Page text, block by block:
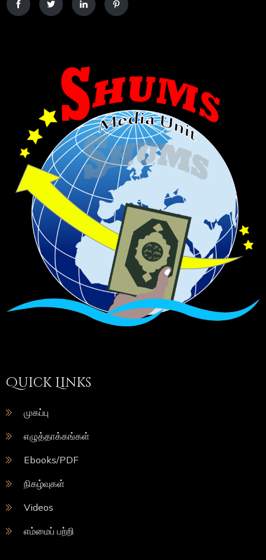
Quick Links
முகப்பு
எழுத்தாக்கங்கள்
Ebooks/PDF
நிகழ்வுகள்
Videos
எம்மைப் பற்றி